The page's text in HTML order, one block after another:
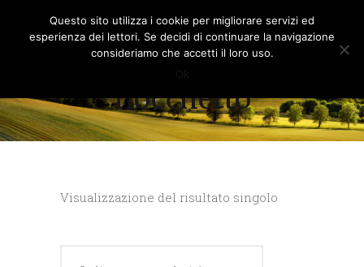
fiocchetto
Visualizzazione del risultato singolo
Questo sito utilizza i cookie per migliorare servizi ed
esperienza dei lettori. Se decidi di continuare la navigazione
consideriamo che accetti il loro uso.